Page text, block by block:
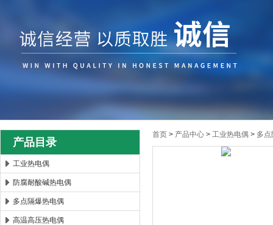
安徽康泰电气有限公司
产品目录
工业热电偶
防腐耐酸碱热电偶
多点隔爆热电偶
高温高压热电偶
首页 > 产品中心 > 工业热电偶 > 多